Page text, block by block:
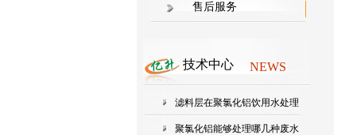
售后服务
NEWS
技术中心
滤料层在聚氯化铝饮用水处理
中起...
聚氯化铝能够处理哪几种废水